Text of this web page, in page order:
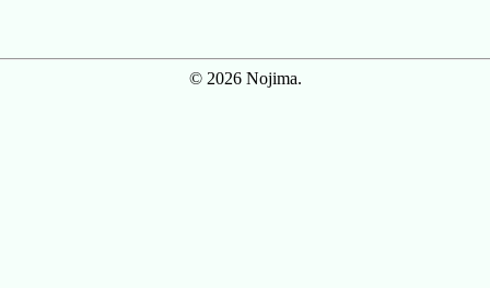
© 2026 Nojima.